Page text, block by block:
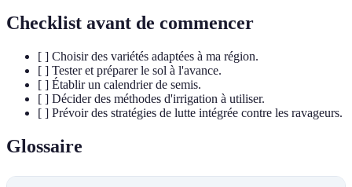
Checklist avant de commencer
[ ] Choisir des variétés adaptées à ma région.
[ ] Tester et préparer le sol à l'avance.
[ ] Établir un calendrier de semis.
[ ] Décider des méthodes d'irrigation à utiliser.
[ ] Prévoir des stratégies de lutte intégrée contre les ravageurs.
Glossaire